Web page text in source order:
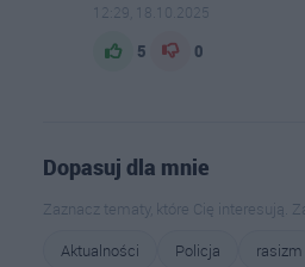
12:29, 18.10.2025
5 0
Dopasuj dla mnie
Zaznacz tematy, które Cię interesują.
Aktualności
Policja rasizm